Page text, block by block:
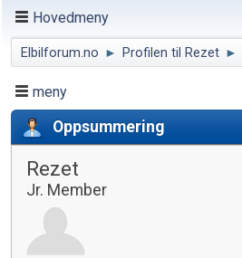
Hovedmeny
Elbilforum.no ► Profilen til Rezet ►
meny
Oppsummering
Rezet
Jr. Member